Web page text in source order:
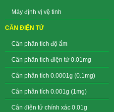
Máy định vị vệ tinh
CÂN ĐIỆN TỬ
Cân phân tích độ ẩm
Cân phân tích điện tử 0.01mg
Cân phân tích 0.0001g (0.1mg)
Cân phân tích 0.001g (1mg)
Cân điện tử chính xác 0.01g